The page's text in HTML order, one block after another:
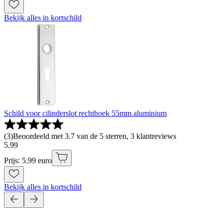
Bekijk alles in kortschild
Schild voor cilinderslot rechthoek 55mm aluminium
(3)Beoordeeld met 3.7 van de 5 sterren, 3 klantreviews
5.99
Prijs: 5.99 euro
Bekijk alles in kortschild